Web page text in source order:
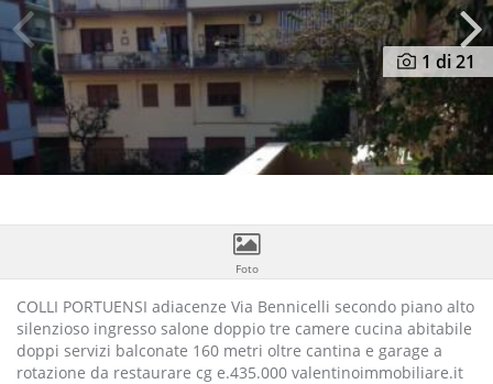
1 di 21
Previous
Foto
COLLI PORTUENSI adiacenze Via Bennicelli secondo piano alto
silenzioso ingresso salone doppio tre camere cucina abitabile
doppi servizi balconate 160 metri oltre cantina e garage a
rotazione da restaurare cg e.435.000 valentinoimmobiliare.it